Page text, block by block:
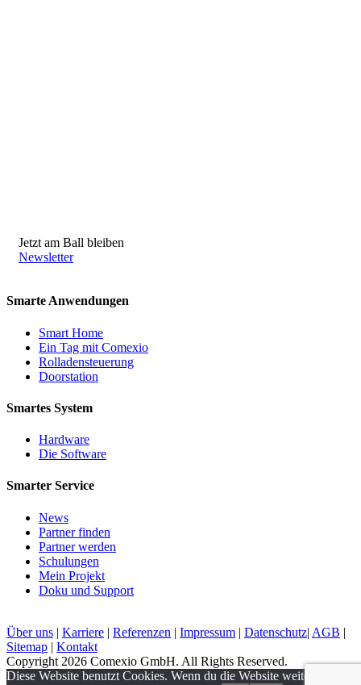
Jetzt am Ball bleiben
Newsletter
Smarte Anwendungen
Smart Home
Ein Tag mit Comexio
Rolladensteuerung
Doorstation
Smartes System
Hardware
Die Software
Smarter Service
News
Partner finden
Partner werden
Schulungen
Mein Projekt
Doku und Support
Über uns | Karriere | Referenzen | Impressum | Datenschutz| AGB |
Sitemap | Kontakt
Copyright 2026 Comexio GmbH. All Rights Reserved.
Diese Website benutzt Cookies. Wenn du die Website weiter nutzt,